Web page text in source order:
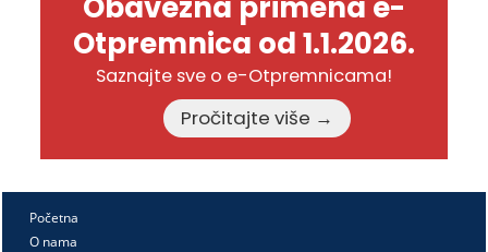
Otpremnica od 1.1.2026.
Saznajte sve o e-Otpremnicama!
Pročitajte više →
Početna
O nama